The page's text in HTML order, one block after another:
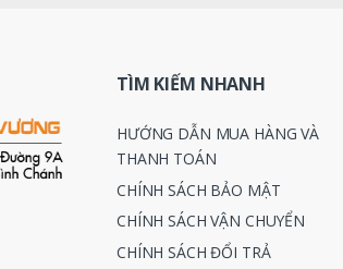
TÌM KIẾM NHANH
HƯỚNG DẪN MUA HÀNG VÀ
THANH TOÁN
CHÍNH SÁCH BẢO MẬT
CHÍNH SÁCH VẬN CHUYỂN
CHÍNH SÁCH ĐỔI TRẢ